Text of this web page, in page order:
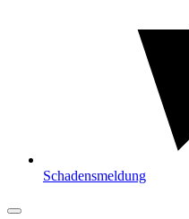
Schadensmeldung